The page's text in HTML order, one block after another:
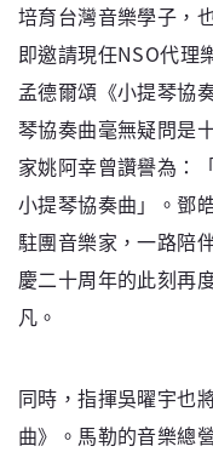
培育台灣音樂學子，
即邀請現任NSO代理
孟德爾頌《小提琴協
琴協奏曲毫無疑問是
家姚阿幸曾讚譽為：
小提琴協奏曲」。鄧
駐團音樂家，一路陪
慶二十周年的此刻再
凡。
同時，指揮吳曜宇也
曲》。馬勒的音樂總